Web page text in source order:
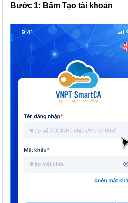
Bước 1: Bấm Tạo tài khoản